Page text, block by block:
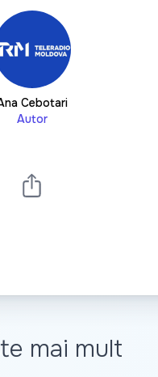
Cebotari
Autor
mai mult